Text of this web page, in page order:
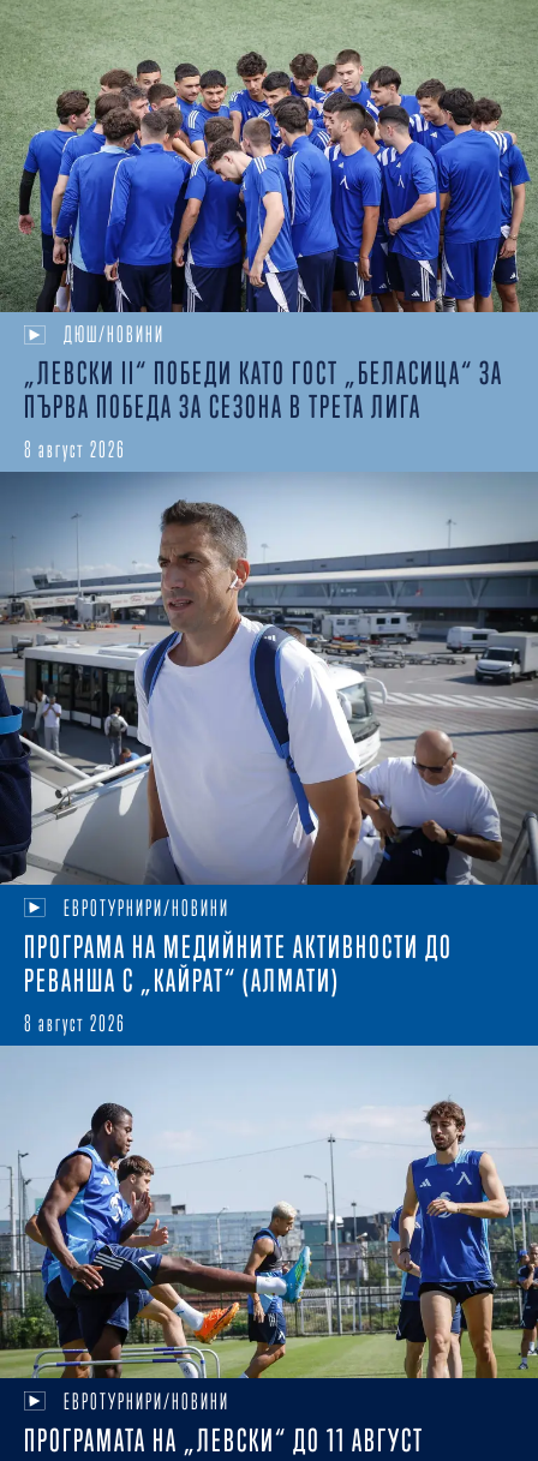
ДЮШ/НОВИНИ
„ЛЕВСКИ II“ ПОБЕДИ КАТО ГОСТ „БЕЛАСИЦА“ ЗА
ПЪРВА ПОБЕДА ЗА СЕЗОНА В ТРЕТА ЛИГА
8 август 2026
ЕВРОТУРНИРИ/НОВИНИ
ПРОГРАМА НА МЕДИЙНИТЕ АКТИВНОСТИ ДО
РЕВАНША С „КАЙРАТ“ (АЛМАТИ)
8 август 2026
ЕВРОТУРНИРИ/НОВИНИ
ПРОГРАМАТА НА „ЛЕВСКИ“ ДО 11 АВГУСТ